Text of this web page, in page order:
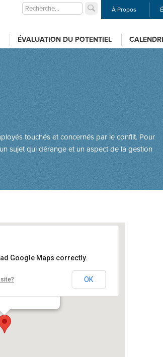
À Propos
ÉVALUATION DU POTENTIEL
touchés et concernés par le conflit. Pour
sujet qui dérange et un aspect de la gestion
Google Maps correctly.
OK